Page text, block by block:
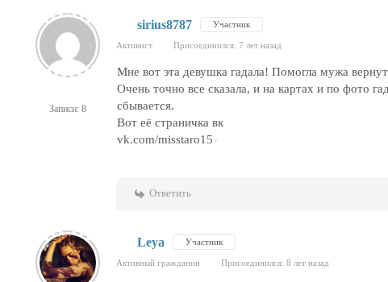
Записи: 8
sirius8787 Участник
Активист Присоединился: 7 лет назад
Мне вот эта девушка гадала! Помогла мужа
Очень точно все сказала, и на картах и по фото
сбывается.
Вот её страничка вк
vk.com/misstaro15
Ответить
Leya Участник
Активный гражданин Присоединился: 8 лет назад